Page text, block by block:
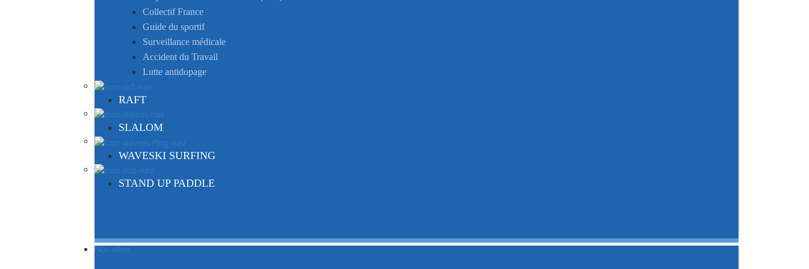
Collectif France
Guide du sportif
Surveillance médicale
Accident du Travail
Lutte antidopage
RAFT
SLALOM
WAVESKI SURFING
STAND UP PADDLE
Nos sites